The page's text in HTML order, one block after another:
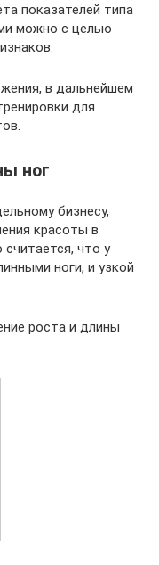
показателей типа
можно с целью
в дальнейшем
для
ног
бизнесу,
красоты в
что у
ноги, и узкой
роста и длины